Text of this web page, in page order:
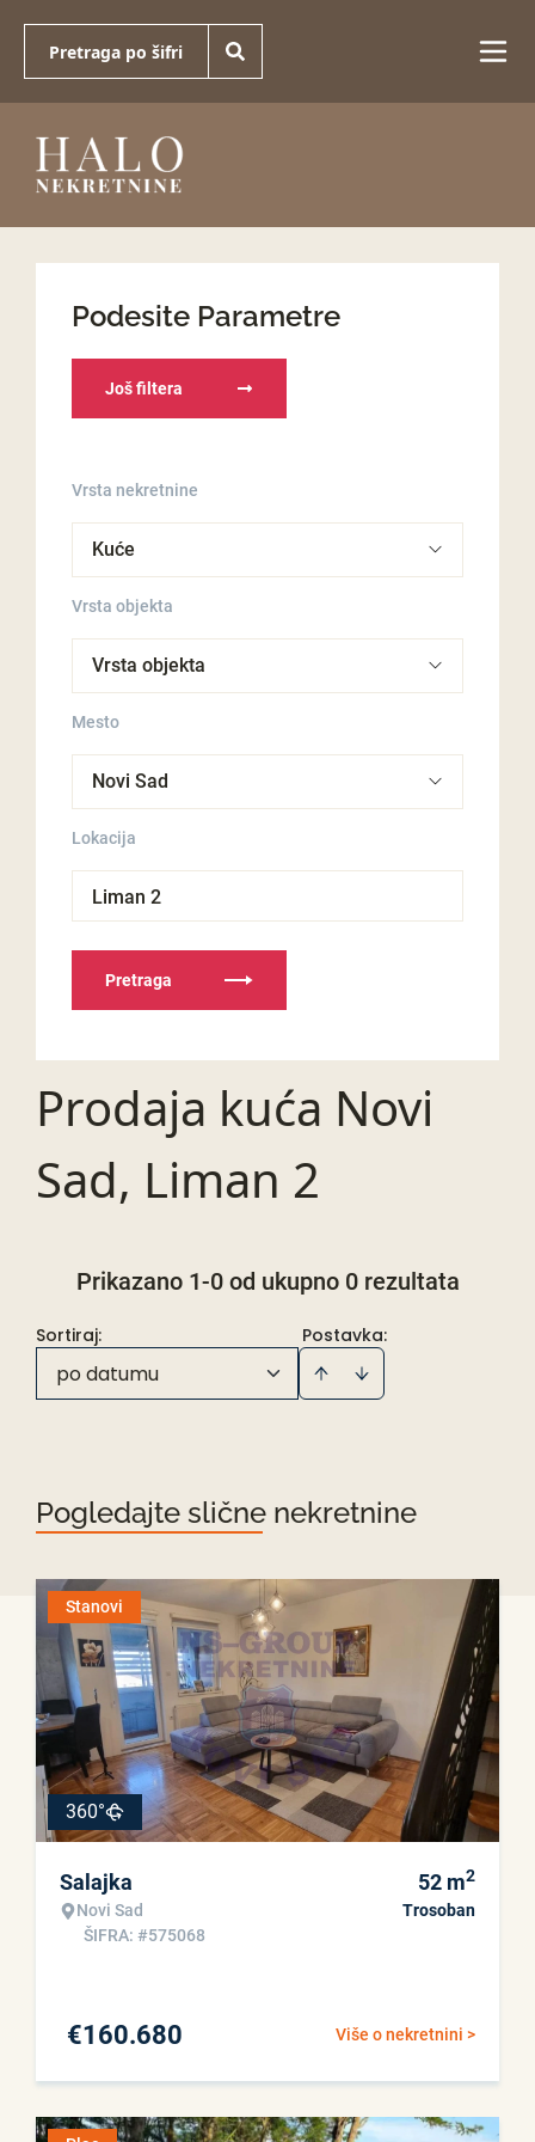
Podesite Parametre
Još filtera
Vrsta nekretnine
Vrsta objekta
Mesto
Lokacija
Liman 2
Pretraga
Prodaja kuća Novi
Sad, Liman 2
Prikazano 1-0 od ukupno 0 rezultata
Postavka:
Sortiraj:
po datumu
Pogledajte slične nekretnine
Stanovi
360°
Salajka
Novi Sad
ŠIFRA: #575068
52 m2
Trosoban
Više o nekretnini >
€160.680